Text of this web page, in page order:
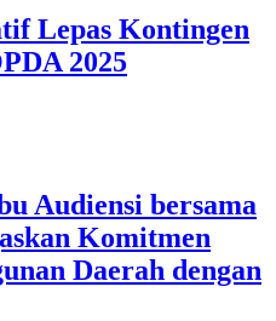
Lepas Kontingen
2025
Audiensi bersama
Komitmen
Daerah dengan